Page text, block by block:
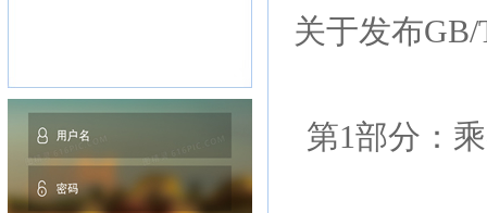
关于发布
第1部分：